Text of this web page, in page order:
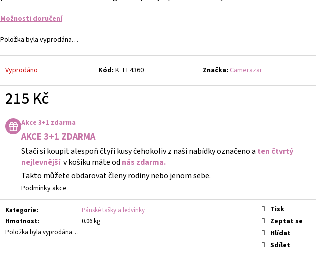
Možnosti doručení
Položka byla vyprodána…
Vyprodáno Kód: K_FE4360 Značka: Camerazar
215 Kč
Měrná
cena:Akce 3+1 zdarma
AKCE 3+1 ZDARMA
Stačí si koupit alespoň čtyři kusy čehokoliv z naší nabídky označeno a ten čtvrtý
nejlevnější v košíku máte od nás zdarma.
Takto můžete obdarovat členy rodiny nebo jenom sebe.
Podmínky akce
Kategorie:
Pánské tašky a ledvinky
Hmotnost:
0.06 kg
Položka byla vyprodána…
Tisk
Zeptat se
Hlídat
Sdílet
299 Kč